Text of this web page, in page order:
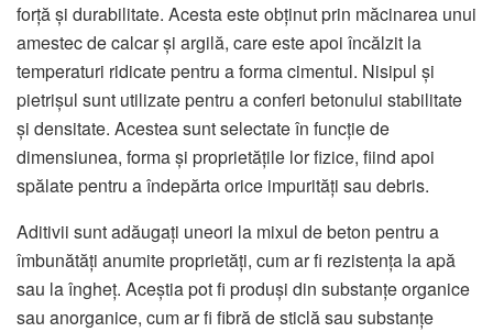
forță și durabilitate. Acesta este obținut prin măcinarea unui
amestec de calcar și argilă, care este apoi încălzit la
temperaturi ridicate pentru a forma cimentul. Nisipul și
pietrișul sunt utilizate pentru a conferi betonului stabilitate
și densitate. Acestea sunt selectate în funcție de
dimensiunea, forma și proprietățile lor fizice, fiind apoi
spălate pentru a îndepărta orice impurități sau debris.
Aditivii sunt adăugați uneori la mixul de beton pentru a
îmbunătăți anumite proprietăți, cum ar fi rezistența la apă
sau la îngheț. Aceștia pot fi produși din substanțe organice
sau anorganice, cum ar fi fibră de sticlă sau substanțe